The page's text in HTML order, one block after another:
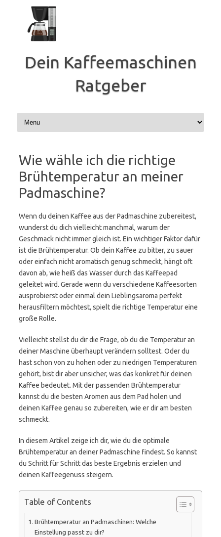
springen
Dein Kaffeemaschinen
Ratgeber
Wie wähle ich die richtige
Brühtemperatur an meiner
Padmaschine?
Wenn du deinen Kaffee aus der Padmaschine zubereitest,
wunderst du dich vielleicht manchmal, warum der
Geschmack nicht immer gleich ist. Ein wichtiger Faktor dafür
ist die Brühtemperatur. Ob dein Kaffee zu bitter, zu sauer
oder einfach nicht aromatisch genug schmeckt, hängt oft
davon ab, wie heiß das Wasser durch das Kaffeepad
geleitet wird. Gerade wenn du verschiedene Kaffeesorten
ausprobierst oder einmal dein Lieblingsaroma perfekt
herausfiltern möchtest, spielt die richtige Temperatur eine
große Rolle.
Vielleicht stellst du dir die Frage, ob du die Temperatur an
deiner Maschine überhaupt verändern solltest. Oder du
hast schon von zu hohen oder zu niedrigen Temperaturen
gehört, bist dir aber unsicher, was das konkret für deinen
Kaffee bedeutet. Mit der passenden Brühtemperatur
kannst du die besten Aromen aus dem Pad holen und
deinen Kaffee genau so zubereiten, wie er dir am besten
schmeckt.
In diesem Artikel zeige ich dir, wie du die optimale
Brühtemperatur an deiner Padmaschine findest. So kannst
du Schritt für Schritt das beste Ergebnis erzielen und
deinen Kaffeegenuss steigern.
Table of Contents
Brühtemperatur an Padmaschinen: Welche
Einstellung passt zu dir?